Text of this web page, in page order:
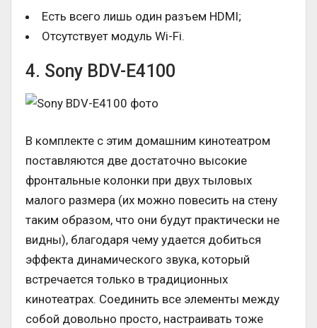
Есть всего лишь один разъем HDMI;
Отсутствует модуль Wi-Fi.
4. Sony BDV-E4100
В комплекте с этим домашним кинотеатром
поставляются две достаточно высокие
фронтальные колонки при двух тыловых
малого размера (их можно повесить на стену
таким образом, что они будут практически не
видны), благодаря чему удается добиться
эффекта динамического звука, который
встречается только в традиционных
кинотеатрах. Соединить все элементы между
собой довольно просто, настраивать тоже